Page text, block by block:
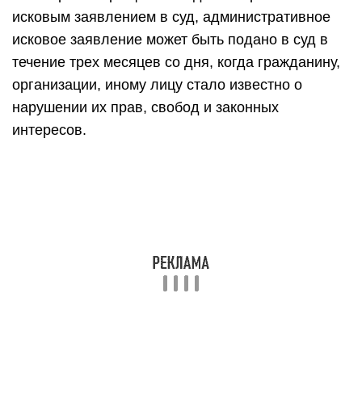
исковым заявлением в суд, административное
исковое заявление может быть подано в суд в
течение трех месяцев со дня, когда гражданину,
организации, иному лицу стало известно о
нарушении их прав, свобод и законных
интересов.